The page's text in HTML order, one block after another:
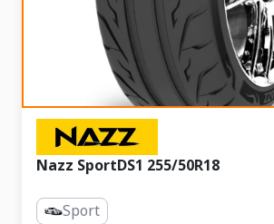
Nazz SportDS1 255/50R18
Sport